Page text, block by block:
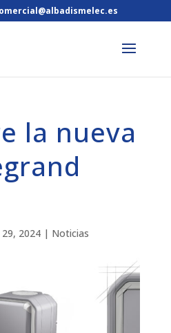
la nueva
29, 2024| Noticias